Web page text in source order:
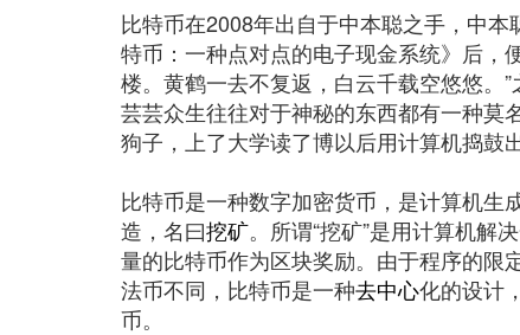
比特币在2008年出自于中本聪之手，中
特币：一种点对点的电子现金系统》后，
楼。黄鹤一去不复返，白云千载空悠悠。
芸芸众生往往对于神秘的东西都有一种莫
狗子，上了大学读了博以后用计算机捣鼓
比特币是一种数字加密货币，是计算机生
造，名曰挖矿。所谓“挖矿”是用计算机解
量的比特币作为区块奖励。由于程序的限
法币不同，比特币是一种去中心化的设计
币。